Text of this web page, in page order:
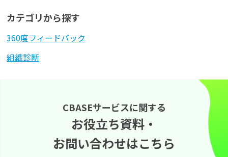
カテゴリから探す
360度フィードバック
組織診断
CBASEサービスに関する
お役立ち資料・
お問い合わせはこちら